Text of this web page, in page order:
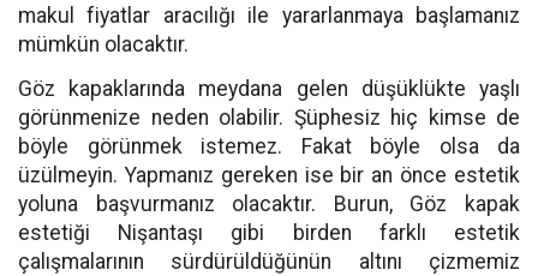
makul fiyatlar aracılığı ile yararlanmaya başlamanız
mümkün olacaktır.
Göz kapaklarında meydana gelen düşüklükte yaşlı
görünmenize neden olabilir. Şüphesiz hiç kimse de
böyle görünmek istemez. Fakat böyle olsa da
üzülmeyin. Yapmanız gereken ise bir an önce estetik
yoluna başvurmanız olacaktır. Burun, Göz kapak
estetiği Nişantaşı gibi birden farklı estetik
çalışmalarının sürdürüldüğünün altını çizmemiz